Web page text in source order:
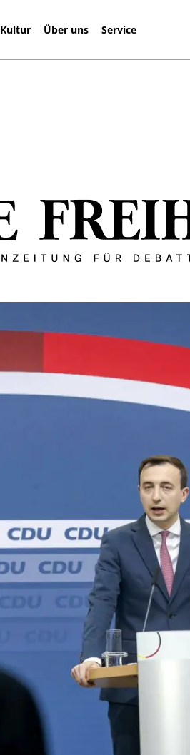
Kultur Über uns Service